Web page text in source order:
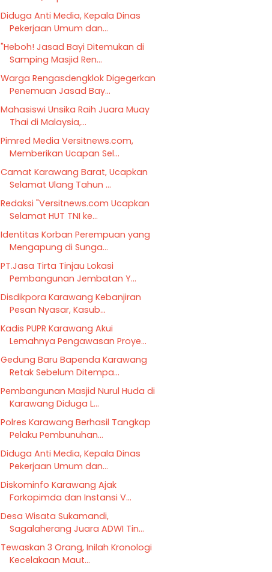
Diduga Anti Media, Kepala Dinas
Pekerjaan Umum dan...
"Heboh! Jasad Bayi Ditemukan di
Samping Masjid Ren...
Warga Rengasdengklok Digegerkan
Penemuan Jasad Bay...
Mahasiswi Unsika Raih Juara Muay
Thai di Malaysia,...
Pimred Media Versitnews.com,
Memberikan Ucapan Sel...
Camat Karawang Barat, Ucapkan
Selamat Ulang Tahun ...
Redaksi "Versitnews.com Ucapkan
Selamat HUT TNI ke...
Identitas Korban Perempuan yang
Mengapung di Sunga...
PT.Jasa Tirta Tinjau Lokasi
Pembangunan Jembatan Y...
Disdikpora Karawang Kebanjiran
Pesan Nyasar, Kasub...
Kadis PUPR Karawang Akui
Lemahnya Pengawasan Proye...
Gedung Baru Bapenda Karawang
Retak Sebelum Ditempa...
Pembangunan Masjid Nurul Huda di
Karawang Diduga L...
Polres Karawang Berhasil Tangkap
Pelaku Pembunuhan...
Diduga Anti Media, Kepala Dinas
Pekerjaan Umum dan...
Diskominfo Karawang Ajak
Forkopimda dan Instansi V...
Desa Wisata Sukamandi,
Sagalaherang Juara ADWI Tin...
Tewaskan 3 Orang, Inilah Kronologi
Kecelakaan Maut...